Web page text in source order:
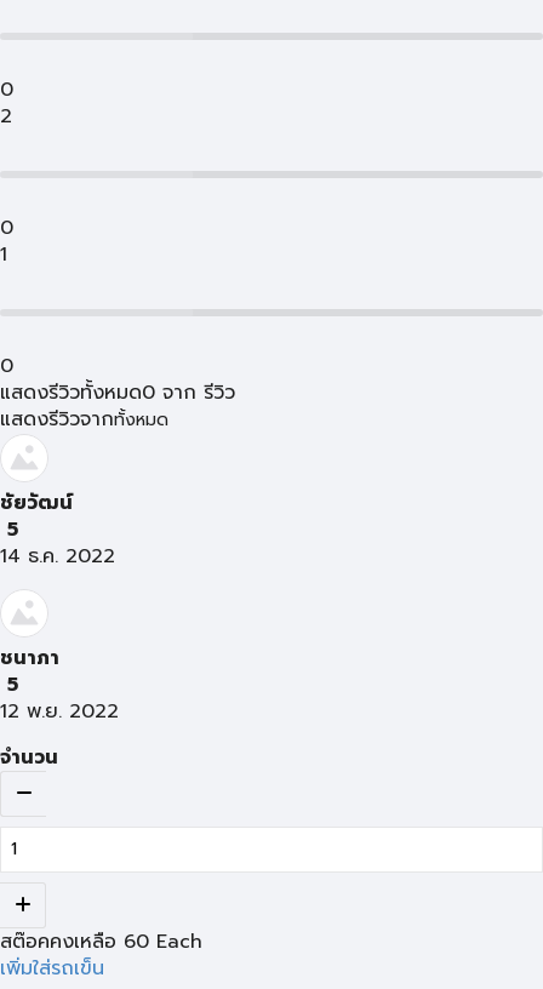
0
2
0
1
0
แสดงรีวิวทั้งหมด0 จาก รีวิว
แสดงรีวิวจากทั้งหมด
ชัยวัฒน์
5
14 ธ.ค. 2022
ชนาภา
5
12 พ.ย. 2022
จำนวน
สต๊อคคงเหลือ 60 Each
เพิ่มใส่รถเข็น